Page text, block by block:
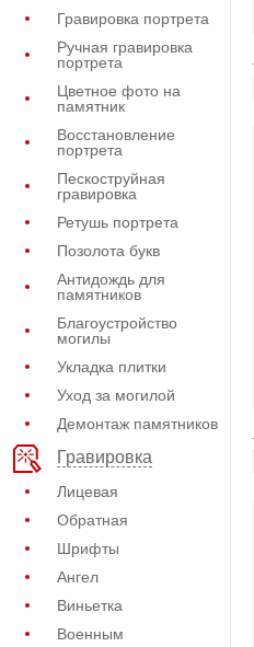
Гравировка портрета
Ручная гравировка
портрета
Цветное фото на
памятник
Восстановление
портрета
Пескоструйная
гравировка
Ретушь портрета
Позолота букв
Антидождь для
памятников
Благоустройство
могилы
Укладка плитки
Уход за могилой
Демонтаж памятников
Гравировка
Лицевая
Обратная
Шрифты
Ангел
Виньетка
Военным